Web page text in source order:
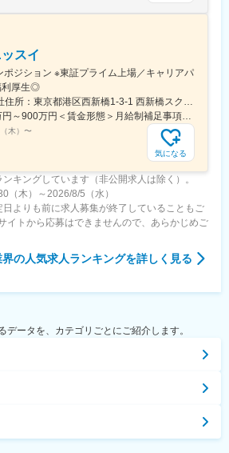
休日128日
79.8％（2025年度）
るぼし」取得
生：
用条件あり・入社から7年間まで適用）
給）
定める業務
スイ
ポジション ※東証プライム上場／キャリアパ
利厚生◎
＜勤務地詳細＞本社住所：東京都港区西新橋1-3-1 西新橋スクエア勤務地最寄駅：東京メトロ線／内幸町駅受動喫煙対策：屋内全面禁煙変更の範囲：会社の定める事業所（リモートワーク含む）
＜予定年収＞630万円～900万円＜賃金形態＞月給制補足事項なし＜賃金内訳＞月額（基本給）：330,000円～448,000円＜月給＞330,000円～448,000円＜昇給有無＞有＜残業手当＞有＜給与補足＞※給与詳細は、経験・経歴を考慮のうえ、決定します。■賞与：年2回（6月・12月）※2026年 度見込（ 6.0ヶ月）※時間外、法定外休日勤務をした場合は30%の割増手当支給法定休日勤務の場合は、35%の割増手当支給賃金はあくまでも目安の金額であり、選考を通じて上下する可能性があります。月給(月額)は固定手当を含めた表記です。
木） 〜
気になる
キングしています（非公開求人は除く）。
（木）～2026/8/5（水）
よりも前に求人募集が終了していることもご
イトから応募はできませんので、あらかじめご
界の人気求人ランキングを詳しく見る
ータを、カテゴリごとにご紹介します。